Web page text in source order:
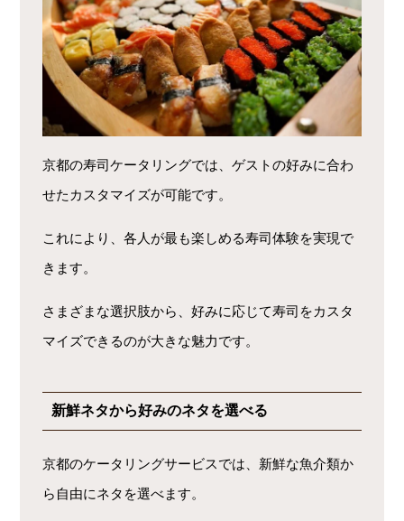
京都の寿司ケータリングでは、ゲストの好みに合わ
せたカスタマイズが可能です。
これにより、各人が最も楽しめる寿司体験を実現で
きます。
さまざまな選択肢から、好みに応じて寿司をカスタ
マイズできるのが大きな魅力です。
新鮮ネタから好みのネタを選べる
京都のケータリングサービスでは、新鮮な魚介類か
ら自由にネタを選べます。